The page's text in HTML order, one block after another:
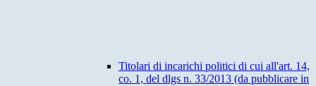
Titolari di incarichi politici di cui all'art. 14,
co. 1, del dlgs n. 33/2013 (da pubblicare in